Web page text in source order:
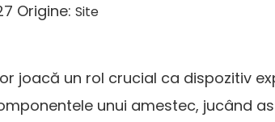
Origine: Site
joacă un rol crucial ca dispozitiv
unui amestec, jucând